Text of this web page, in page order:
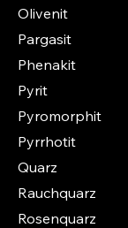
Olivenit
Pargasit
Phenakit
Pyrit
Pyromorphit
Pyrrhotit
Quarz
Rauchquarz
Rosenquarz